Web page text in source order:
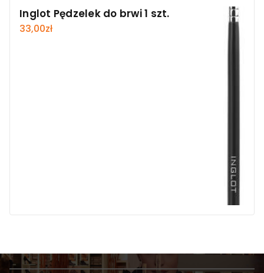
Inglot Pędzelek do brwi 1 szt.
33,00zł